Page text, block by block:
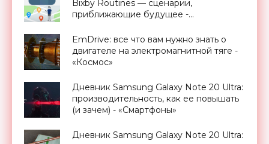
Bixby Routines — сценарии,
приближающие будущее -
EmDrive: все что вам нужно знать о
двигателе на электромагнитной тяге -
«Космос»
Дневник Samsung Galaxy Note 20 Ultra:
производительность, как ее повышать
(и зачем) - «Смартфоны»
Дневник Samsung Galaxy Note 20 Ultra: